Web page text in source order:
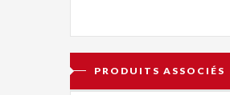
PRODUITS ASSOCIÉS